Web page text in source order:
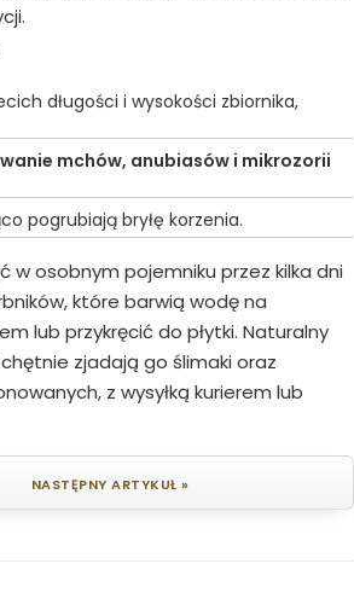
długości i wysokości zbiornika,
mchów, anubiasów i mikrozorii
pogrubiają bryłę korzenia.
w osobnym pojemniku przez kilka dni
które barwią wodę na
lub przykręcić do płytki. Naturalny
zjadają go ślimaki oraz
z wysyłką kurierem lub
NASTĘPNY ARTYKUŁ »